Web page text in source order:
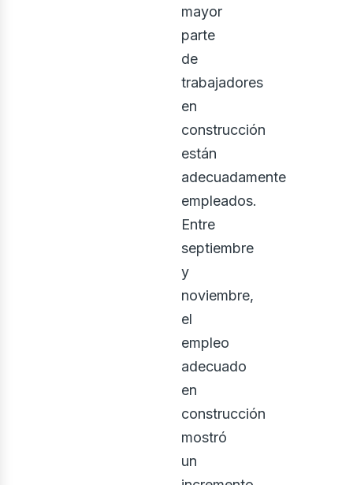
mayor
parte
de
trabajadores
en
construcción
están
adecuadamente
empleados.
Entre
septiembre
y
noviembre,
el
empleo
adecuado
en
construcción
mostró
un